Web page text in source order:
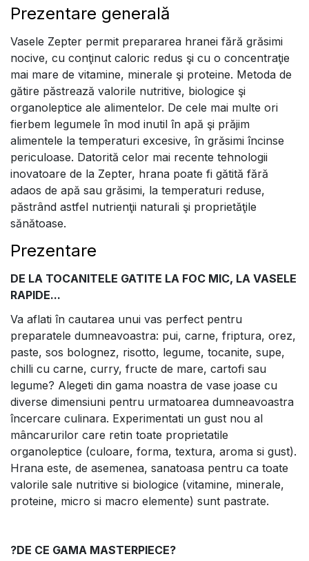
Prezentare generală
Vasele Zepter permit prepararea hranei fără grăsimi
nocive, cu conţinut caloric redus şi cu o concentraţie
mai mare de vitamine, minerale şi proteine. Metoda de
gătire păstrează valorile nutritive, biologice şi
organoleptice ale alimentelor. De cele mai multe ori
fierbem legumele în mod inutil în apă şi prăjim
alimentele la temperaturi excesive, în grăsimi încinse
periculoase. Datorită celor mai recente tehnologii
inovatoare de la Zepter, hrana poate fi gătită fără
adaos de apă sau grăsimi, la temperaturi reduse,
păstrând astfel nutrienţii naturali şi proprietăţile
sănătoase.
Prezentare
DE LA TOCANITELE GATITE LA FOC MIC, LA VASELE
RAPIDE...
Va aflati în cautarea unui vas perfect pentru
preparatele dumneavoastra: pui, carne, friptura, orez,
paste, sos bolognez, risotto, legume, tocanite, supe,
chilli cu carne, curry, fructe de mare, cartofi sau
legume? Alegeti din gama noastra de vase joase cu
diverse dimensiuni pentru urmatoarea dumneavoastra
încercare culinara. Experimentati un gust nou al
mâncarurilor care retin toate proprietatile
organoleptice (culoare, forma, textura, aroma si gust).
Hrana este, de asemenea, sanatoasa pentru ca toate
valorile sale nutritive si biologice (vitamine, minerale,
proteine, micro si macro elemente) sunt pastrate.
?DE CE GAMA MASTERPIECE?